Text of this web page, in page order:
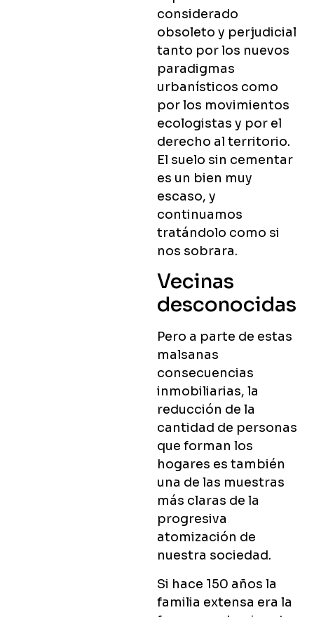
considerado
obsoleto y perjudicial
tanto por los nuevos
paradigmas
urbanísticos como
por los movimientos
ecologistas y por el
derecho al territorio.
El suelo sin cementar
es un bien muy
escaso, y
continuamos
tratándolo como si
nos sobrara.
Vecinas
desconocidas
Pero a parte de estas
malsanas
consecuencias
inmobiliarias, la
reducción de la
cantidad de personas
que forman los
hogares es también
una de las muestras
más claras de la
progresiva
atomización de
nuestra sociedad.
Si hace 150 años la
familia extensa era la